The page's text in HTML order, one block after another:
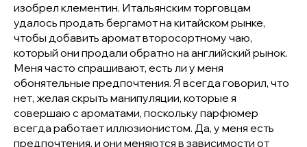
изобрел клементин. Итальянским торговцам
удалось продать бергамот на китайском рынке,
чтобы добавить аромат второсортному чаю,
который они продали обратно на английский рынок.
Меня часто спрашивают, есть ли у меня
обонятельные предпочтения. Я всегда говорил, что
нет, желая скрыть манипуляции, которые я
совершаю с ароматами, поскольку парфюмер
всегда работает иллюзионистом. Да, у меня есть
предпочтения, и они меняются в зависимости от